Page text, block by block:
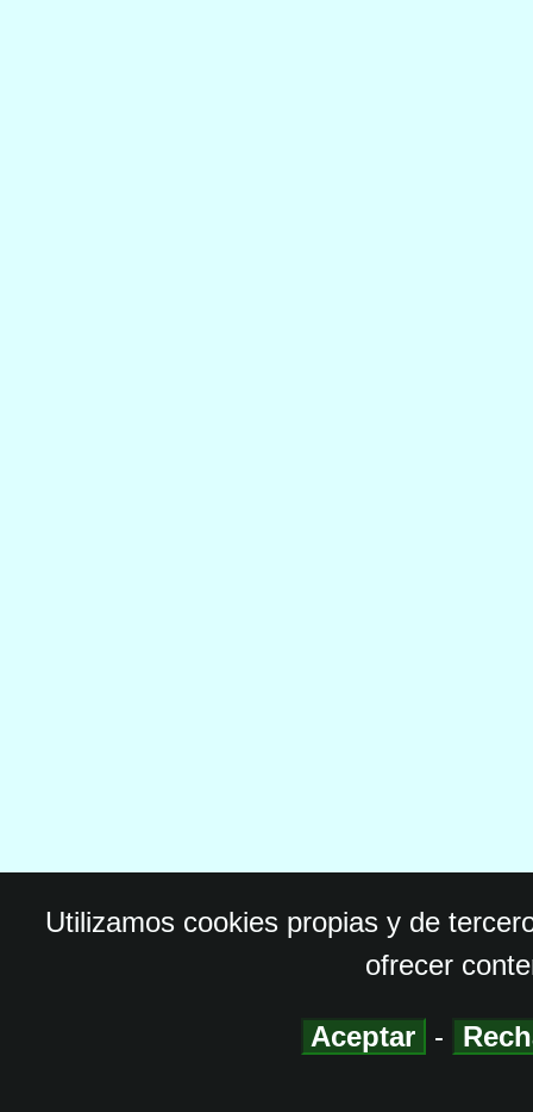
Utilizamos cookies propias y de
ofrecer
Aceptar -